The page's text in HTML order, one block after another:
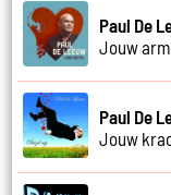
Paul De
Jouw
Paul De
Jouw